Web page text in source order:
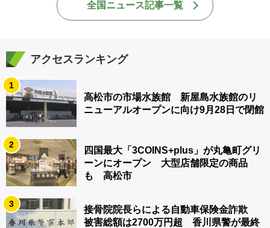
全国ニュース記事一覧
アクセスランキング
1
高松市の市場水族館 新屋島水族館のリ
ニューアルオープンに向け9月28日で閉館
2
四国最大「3COINS+plus」が丸亀町グリ
ーンにオープン 大型店舗限定の商品
も 高松市
3
接骨院院長らによる自動車保険金詐欺
被害総額は2700万円超 香川県警が最終